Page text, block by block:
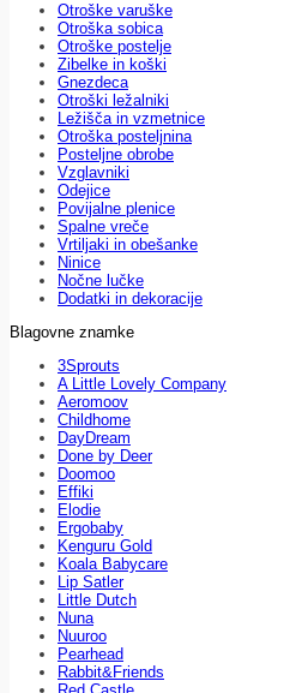
Otroške varuške
Otroška sobica
Otroške postelje
Zibelke in koški
Gnezdeca
Otroški ležalniki
Ležišča in vzmetnice
Otroška posteljnina
Posteljne obrobe
Vzglavniki
Odejice
Povijalne plenice
Spalne vreče
Vrtiljaki in obešanke
Ninice
Nočne lučke
Dodatki in dekoracije
Blagovne znamke
3Sprouts
A Little Lovely Company
Aeromoov
Childhome
DayDream
Done by Deer
Doomoo
Effiki
Elodie
Ergobaby
Kenguru Gold
Koala Babycare
Lip Satler
Little Dutch
Nuna
Nuuroo
Pearhead
Rabbit&Friends